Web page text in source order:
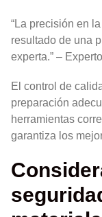
“La precisión en
resultado de una
experta.” –
El control de
preparación
herramientas
garantiza los